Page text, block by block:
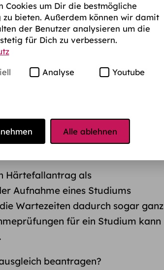
chronischen Erkrankungen haben
Nachteilsausgleich?
gegenüber
oder Behinderungen
bei der Studienorganisation
möglich.
Härtefallantrag als
Aufnahme eines Studiums
Wartezeiten dadurch sogar ganz
für ein Studium kann
beantragen?
Cookies um Dir die bestmögliche
zu bieten. Außerdem können wir damit
der Benutzer analysieren um die
für Dich zu verbessern.
Analyse Youtube
Alle ablehnen